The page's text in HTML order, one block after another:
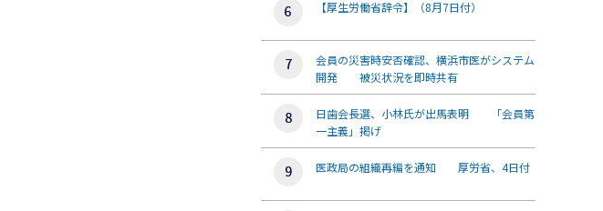
【厚生労働省辞令】（8月7日付）
会員の災害時安否確認、横浜市医がシステム
開発 被災状況を即時共有
日歯会長選、小林氏が出馬表明 「会員第
一主義」掲げ
医政局の組織再編を通知 厚労省、4日付